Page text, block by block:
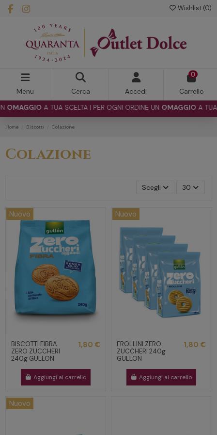
Wishlist (0)
Menu Cerca Accedi
0
Carrello
A TUA SCELTA | PER OGNI ORDINE UNOMAGGIOA TUA
Home Biscotti Colazione
Colazione
Scegli 30
Nuovo
BISCOTTI FIBRA
ZERO ZUCCHERI
240g GULLON
1,80 €
Aggiungi al carrello
Nuovo
FROLLINI ZERO
ZUCCHERI 240g
GULLON
1,80 €
Aggiungi al carrello
Nuovo